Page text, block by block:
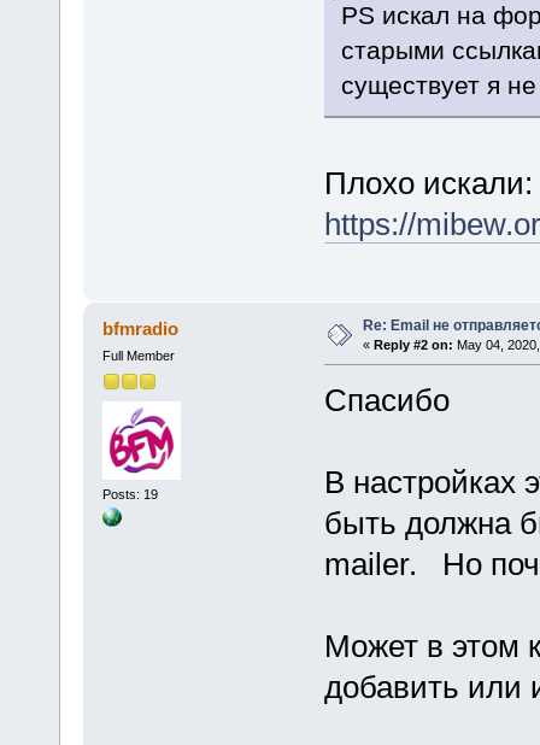
PS искал на
старыми
существует я
Плохо искали:
https://
bfmradio
Full Member
Posts: 19
Re: Email не
« Reply #2 on: May 04,
Спасибо
В настройках
быть должна
mailer. Но
Может в этом
добавить или